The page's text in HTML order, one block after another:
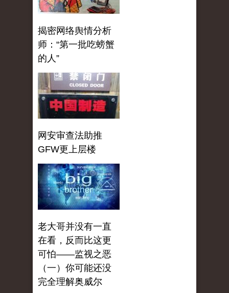
揭密网络舆情分析
师：“第一批吃螃蟹
的人”
网安审查法助推
GFW更上层楼
老大哥并没有一直
在看，反而比这更
可怕——监视之恶
（一）你可能还没
完全理解奥威尔